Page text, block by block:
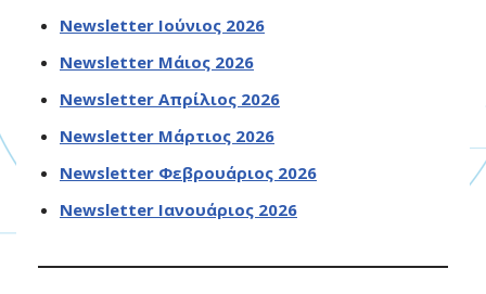
Newsletter Ιούνιος 2026
Newsletter Μάιος 2026
Newsletter Απρίλιος 2026
Newsletter Μάρτιος 2026
Newsletter Φεβρουάριος 2026
Newsletter Ιανουάριος 2026